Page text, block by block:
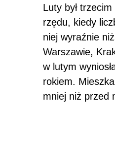
Luty był
rzędu, kiedy
niej wyraźnie
Warszawie,
w lutym
rokiem.
mniej niż przed